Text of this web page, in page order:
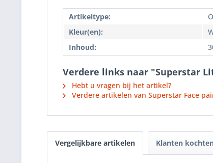
Artikeltype:
Kleur(en):
Inhoud:
Verdere links naar "Superstar
Hebt u vragen bij het artikel?
Verdere artikelen van Superstar Face
Vergelijkbare artikelen Klanten